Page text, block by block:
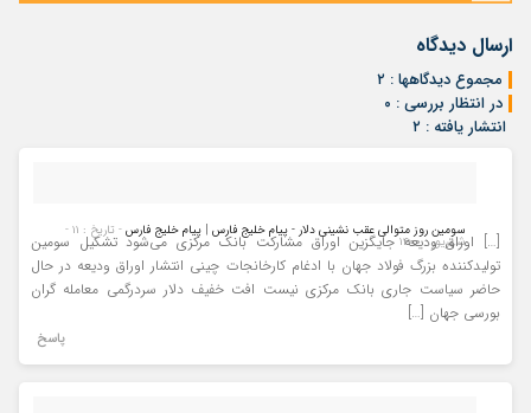
ارسال دیدگاه
مجموع دیدگاهها : ۲
در انتظار بررسی : ۰
انتشار یافته : ۲
سومین روز متوالی عقب نشینی دلار - پیام خلیج فارس | پیام خلیج فارس - تاریخ : ۱۱ -
شهریور - ۱۴۰۰
[…] اوراق ودیعه جایگزین اوراق مشارکت بانک مرکزی می‌شود تشکیل سومین
تولیدکننده بزرگ فولاد جهان با ادغام کارخانجات چینی انتشار اوراق ودیعه در حال
حاضر سیاست جاری بانک مرکزی نیست افت خفیف دلار سردرگمی معامله گران
بورسی جهان […]
پاسخ